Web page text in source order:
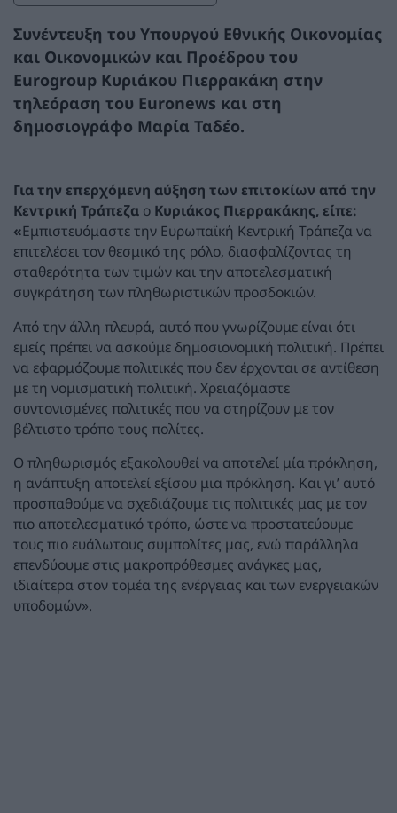
Συνέντευξη του Υπουργού Εθνικής Οικονομίας
και Οικονομικών και Προέδρου του
Eurogroup Κυριάκου Πιερρακάκη στην
τηλεόραση του Euronews και στη
δημοσιογράφο Μαρία Ταδέο.
Για την επερχόμενη αύξηση των επιτοκίων από την
Κεντρική Τράπεζα ο Κυριάκος Πιερρακάκης, είπε:
«Εμπιστευόμαστε την Ευρωπαϊκή Κεντρική Τράπεζα να
επιτελέσει τον θεσμικό της ρόλο, διασφαλίζοντας τη
σταθερότητα των τιμών και την αποτελεσματική
συγκράτηση των πληθωριστικών προσδοκιών.
Από την άλλη πλευρά, αυτό που γνωρίζουμε είναι ότι
εμείς πρέπει να ασκούμε δημοσιονομική πολιτική. Πρέπει
να εφαρμόζουμε πολιτικές που δεν έρχονται σε αντίθεση
με τη νομισματική πολιτική. Χρειαζόμαστε
συντονισμένες πολιτικές που να στηρίζουν με τον
βέλτιστο τρόπο τους πολίτες.
Ο πληθωρισμός εξακολουθεί να αποτελεί μία πρόκληση,
η ανάπτυξη αποτελεί εξίσου μια πρόκληση. Και γι’ αυτό
προσπαθούμε να σχεδιάζουμε τις πολιτικές μας με τον
πιο αποτελεσματικό τρόπο, ώστε να προστατεύουμε
τους πιο ευάλωτους συμπολίτες μας, ενώ παράλληλα
επενδύουμε στις μακροπρόθεσμες ανάγκες μας,
ιδιαίτερα στον τομέα της ενέργειας και των ενεργειακών
υποδομών».